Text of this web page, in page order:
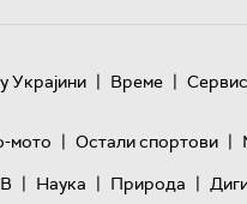
Украјини | Време |
мото | Остали спортови |
| Наука | Природа |